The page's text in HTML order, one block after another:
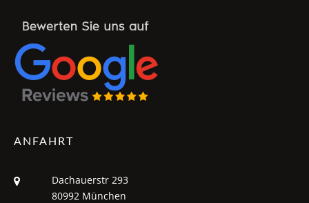
ANFAHRT
Dachauerstr 293
80992 München